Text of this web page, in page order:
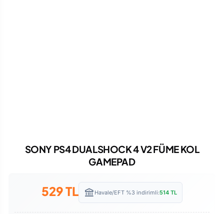
SONY PS4 DUALSHOCK 4 V2 FÜME KOL
GAMEPAD
529TL Havale/EFT %3 indirimli:514 TL